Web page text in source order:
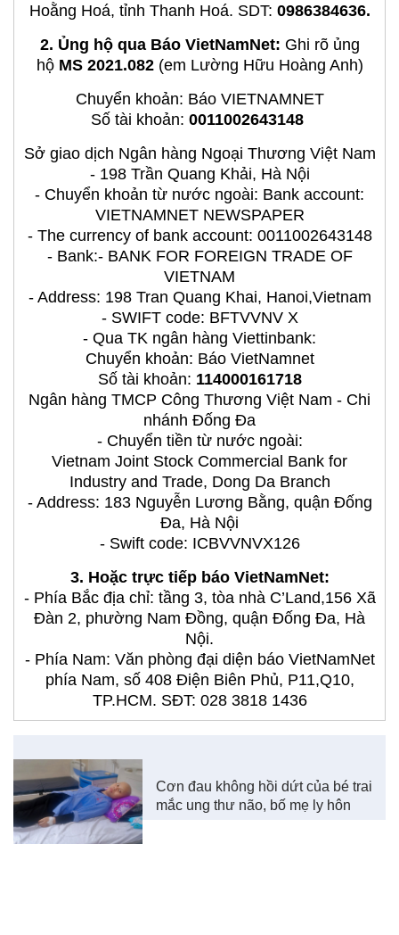
Hoằng Hoá, tỉnh Thanh Hoá. SDT: 0986384636.
2. Ủng hộ qua Báo VietNamNet: Ghi rõ ủng
hộ MS 2021.082(em Lường Hữu Hoàng Anh)
Chuyển khoản: Báo VIETNAMNET
Số tài khoản: 0011002643148
Sở giao dịch Ngân hàng Ngoại Thương Việt Nam
- 198 Trần Quang Khải, Hà Nội
- Chuyển khoản từ nước ngoài: Bank account:
VIETNAMNET NEWSPAPER
- The currency of bank account: 0011002643148
- Bank:- BANK FOR FOREIGN TRADE OF
VIETNAM
- Address: 198 Tran Quang Khai, Hanoi,Vietnam
- SWIFT code: BFTVVNV X
- Qua TK ngân hàng Viettinbank:
Chuyển khoản: Báo VietNamnet
Số tài khoản: 114000161718
Ngân hàng TMCP Công Thương Việt Nam - Chi
nhánh Đống Đa
- Chuyển tiền từ nước ngoài:
Vietnam Joint Stock Commercial Bank for
Industry and Trade, Dong Da Branch
- Address: 183 Nguyễn Lương Bằng, quận Đống
Đa, Hà Nội
- Swift code: ICBVVNVX126
3. Hoặc trực tiếp báo VietNamNet:
- Phía Bắc địa chỉ: tầng 3, tòa nhà C’Land,156 Xã
Đàn 2, phường Nam Đồng, quận Đống Đa, Hà
Nội.
- Phía Nam: Văn phòng đại diện báo VietNamNet
phía Nam, số 408 Điện Biên Phủ, P11,Q10,
TP.HCM. SĐT: 028 3818 1436
Cơn đau không hồi dứt của bé trai
mắc ung thư não, bố mẹ ly hôn